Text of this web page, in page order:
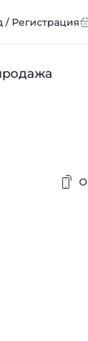
/ Регистрация